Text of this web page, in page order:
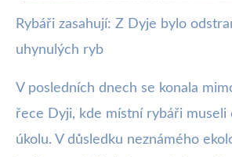
webya.cz
30 tun mrtvých ryb
Dyje po ekologické
4. 7. 2025 · 3 min čtení · Autor: Kristián
Rybáři zasahují: Z Dyje bylo
uhynulých ryb
V posledních dnech se konala
řece Dyji, kde místní rybáři museli
úkolu. V důsledku neznámého